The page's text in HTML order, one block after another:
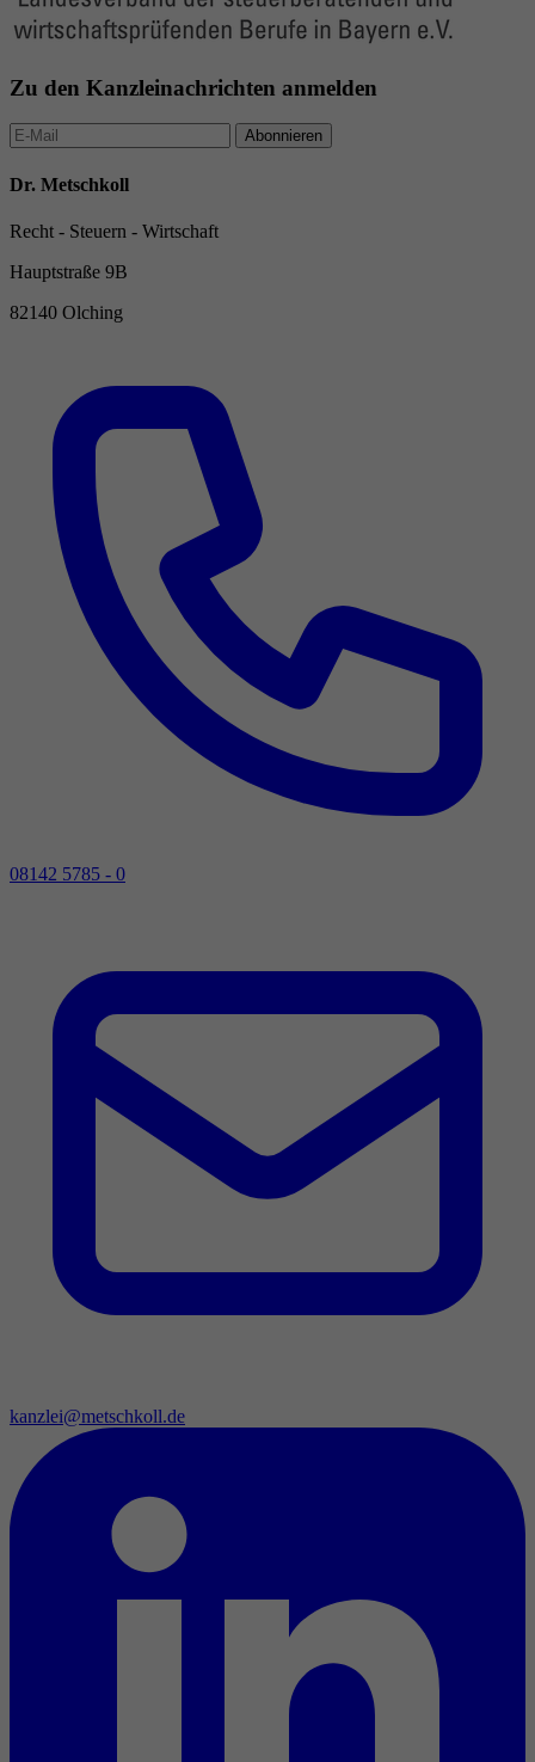
Zu den Kanzleinachrichten anmelden
Abonnieren
Dr. Metschkoll
Recht - Steuern - Wirtschaft
Hauptstraße 9B
82140 Olching
08142 5785 - 0
kanzlei@metschkoll.de